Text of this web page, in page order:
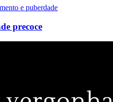
e puberdade
precoce